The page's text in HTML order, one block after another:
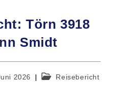
Törn 3918
Smidt
2026
Beitrags-Reisebericht